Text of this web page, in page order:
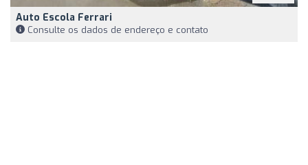
Auto Escola Ferrari
Consulte os dados de endereço e contato